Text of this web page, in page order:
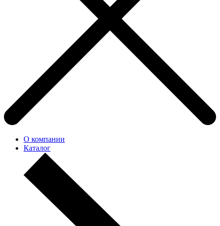
О компании
Каталог